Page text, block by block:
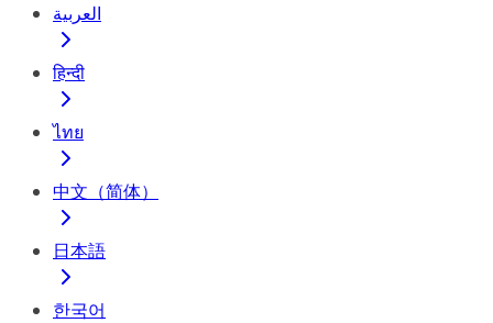
العربية
हिन्दी
ไทย
中文（简体）
日本語
한국어